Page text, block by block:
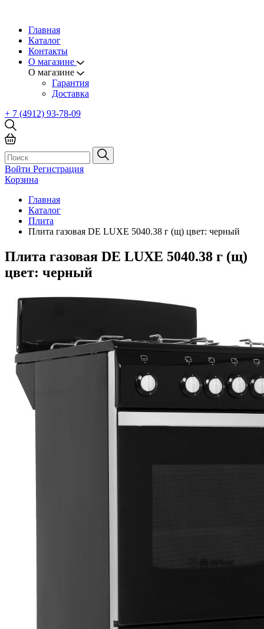
Главная
Каталог
Контакты
О магазине
О магазине
Гарантия
Доставка
+ 7 (4912) 93-78-09
Войти Регистрация
Корзина
Главная
Каталог
Плита
Плита газовая DE LUXE 5040.38 г (щ) цвет: черный
Плита газовая DE LUXE 5040.38 г (щ)
цвет: черный